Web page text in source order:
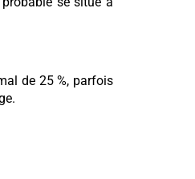
de 25 %, parfois